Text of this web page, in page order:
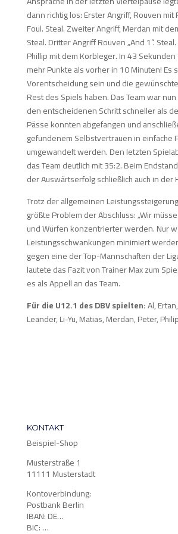
dann richtig los: Erster Angriff, Rouven mit
Foul. Steal. Zweiter Angriff, Merdan mit
Steal. Dritter Angriff Rouven „And 1“.
Phillip mit dem Korbleger. In 43
mehr Punkte als vorher in 10 Minuten! Es
Vorentscheidung sein und die
Rest des Spiels haben. Das Team war
den entscheidenen Schritt schneller als
Pässe konnten abgefangen und
gefundenem Selbstvertrauen in einfache
umgewandelt werden. Den letzten
das Team deutlich mit 35:2. Beim
der Auswärtserfolg schließlich auch in der
Trotz der allgemeinen
größte Problem der Abschluss: „Wir
und Würfen konzentrierter werden. Nur
Leistungsschwankungen minimiert
gegen eine der Top-Mannschaften der
lautete das Fazit von Trainer Max zum
es als Appell an das Team.
Für die U12.1 des DBV spielten:Al,
Leander, Li-Yu, Matias, Merdan, Peter,
KONTAKT
Beispiel-Shop
Musterstraße 1
11111 Musterstadt
Kontoverbindung:
Postbank Berlin
IBAN: DE…
BIC: …